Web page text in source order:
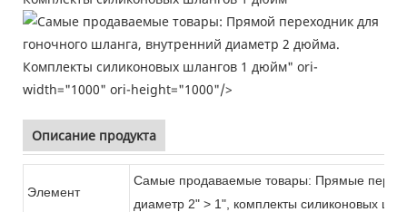
Комплекты силиконовых шлангов 1 дюйм" ori-
width="1000" ori-height="1000"/>
Описание продукта
Элемент
Самые продаваемые товары: Прямые
диаметр 2" > 1", комплекты силиконовых